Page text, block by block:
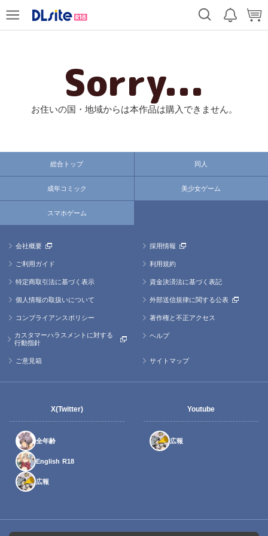
Sorry...
お住いの国・地域からは本作品は購入できません。
総合トップ 同人
成年コミック 美少女ゲーム
スマホゲーム
会社概要 採用情報
ご利用ガイド 利用規約
特定商取引法に基づく表示 資金決済法に基づく表記
個人情報の取扱いについて 外部送信規律に関する公表
コンプライアンスポリシー 著作権と不正アクセス
カスタマーハラスメントに対する
行動指針
ヘルプ
ご意見箱 サイトマップ
X(Twitter)
全年齢
English R18
広報
Youtube
広報